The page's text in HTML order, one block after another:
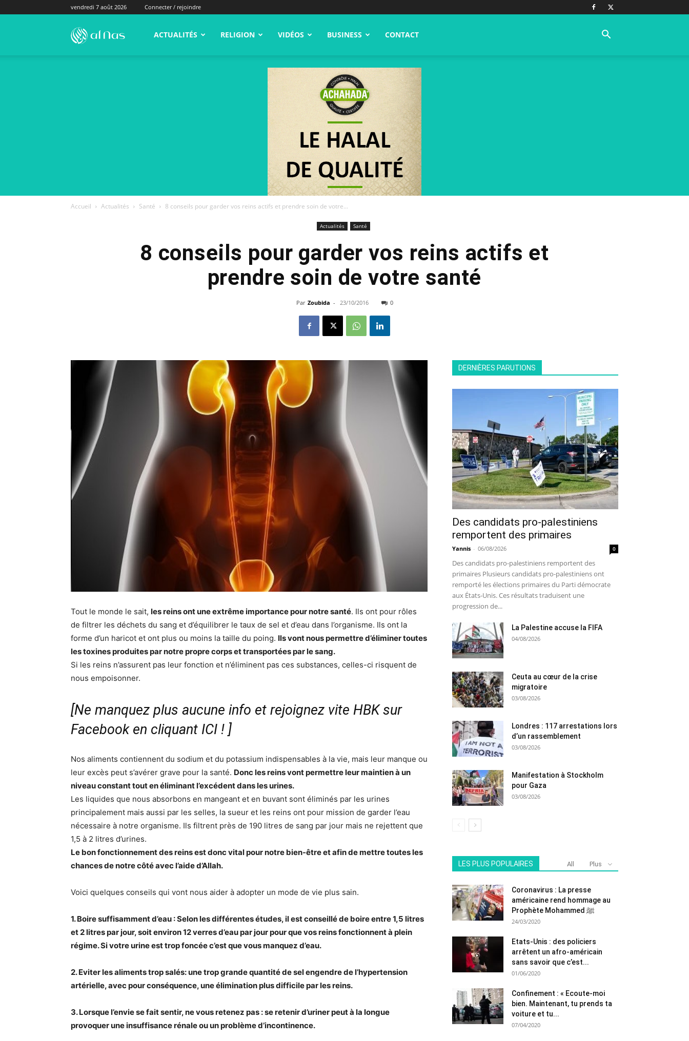
vendredi 7 août 2026 Connecter / rejoindre
alNas.fr ACTUALITÉS RELIGION VIDÉOS BUSINESS CONTACT
Accueil Actualités Santé 8 conseils pour garder vos reins actifs et prendre soin de votre...
Actualités Santé
8 conseils pour garder vos reins actifs et
prendre soin de votre santé
Par Zoubida - 23/10/2016 0
Tout le monde le sait, les reins ont une extrême importance pour notre santé. Ils ont pour rôles
de filtrer les déchets du sang et d’équilibrer le taux de sel et d’eau dans l’organisme. Ils ont la
forme d’un haricot et ont plus ou moins la taille du poing. Ils vont nous permettre d’éliminer toutes
les toxines produites par notre propre corps et transportées par le sang.
Si les reins n’assurent pas leur fonction et n’éliminent pas ces substances, celles-ci risquent de
nous empoisonner.
[Ne manquez plus aucune info et rejoignez vite HBK sur
Facebook en cliquant ICI ! ]
Nos aliments contiennent du sodium et du potassium indispensables à la vie, mais leur manque ou
leur excès peut s’avérer grave pour la santé. Donc les reins vont permettre leur maintien à un
niveau constant tout en éliminant l’excédent dans les urines.
Les liquides que nous absorbons en mangeant et en buvant sont éliminés par les urines
principalement mais aussi par les selles, la sueur et les reins ont pour mission de garder l’eau
nécessaire à notre organisme. Ils filtrent près de 190 litres de sang par jour mais ne rejettent que
1,5 à 2 litres d’urines.
Le bon fonctionnement des reins est donc vital pour notre bien-être et afin de mettre toutes les
chances de notre côté avec l’aide d’Allah.
Voici quelques conseils qui vont nous aider à adopter un mode de vie plus sain.
1. Boire suffisamment d’eau : Selon les différentes études, il est conseillé de boire entre 1,5 litres
et 2 litres par jour, soit environ 12 verres d’eau par jour pour que vos reins fonctionnent à plein
régime. Si votre urine est trop foncée c’est que vous manquez d’eau.
2. Eviter les aliments trop salés: une trop grande quantité de sel engendre de l’hypertension
artérielle, avec pour conséquence, une élimination plus difficile par les reins.
3. Lorsque l’envie se fait sentir, ne vous retenez pas : se retenir d’uriner peut à la longue
provoquer une insuffisance rénale ou un problème d’incontinence.
DERNIÈRES PARUTIONS
Des candidats pro-palestiniens
remportent des primaires
Yannis - 06/08/2026 0
Des candidats pro-palestiniens remportent des
primaires Plusieurs candidats pro-palestiniens ont
remporté les élections primaires du Parti démocrate
aux États-Unis. Ces résultats traduisent une
progression de...
La Palestine accuse la FIFA
04/08/2026
Ceuta au cœur de la crise
migratoire
03/08/2026
Londres : 117 arrestations lors
d’un rassemblement
03/08/2026
Manifestation à Stockholm
pour Gaza
03/08/2026
LES PLUS POPULAIRES All Plus
Coronavirus : La presse
américaine rend hommage au
Prophète Mohammed ﷺ
24/03/2020
Etats-Unis : des policiers
arrêtent un afro-américain
sans savoir que c’est...
01/06/2020
Confinement : « Ecoute-moi
bien. Maintenant, tu prends ta
voiture et tu...
07/04/2020